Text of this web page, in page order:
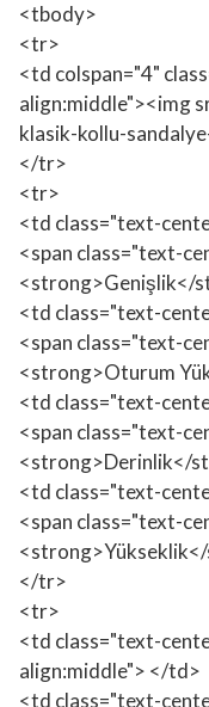
<tbody>
<tr>
<td colspan="4"
align:middle"><img
klasik-kollu-
</tr>
<tr>
<td class="text-
<span class="text-
<strong>Genişlik</
<td class="text-
<span class="text-
<strong>Oturum
<td class="text-
<span class="text-
<strong>Derinlik</
<td class="text-
<span class="text-
</tr>
<tr>
<td class="text-
align:middle"> </td>
<td class="text-